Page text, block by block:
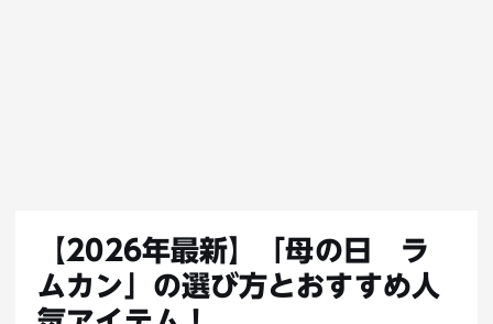
【2026年最新】「母の日 ラ
ムカン」の選び方とおすすめ人